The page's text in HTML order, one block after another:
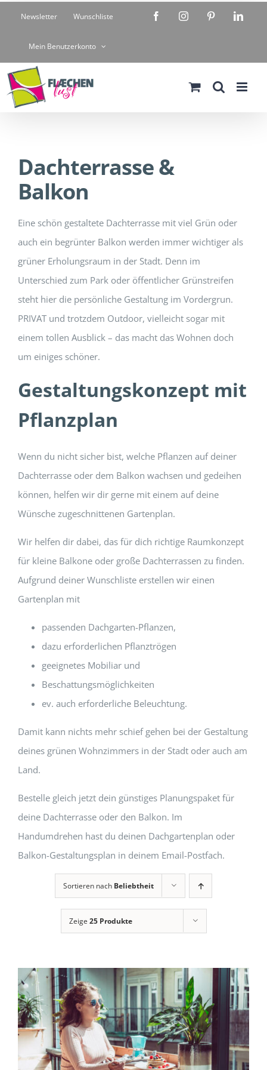
springen
Newsletter Wunschliste
Mein Benutzerkonto
FacebookInstagramPinterest
Dachterrasse &
Balkon
Eine schön gestaltete Dachterrasse mit viel Grün oder
auch ein begrünter Balkon werden immer wichtiger als
grüner Erholungsraum in der Stadt. Denn im
Unterschied zum Park oder öffentlicher Grünstreifen
steht hier die persönliche Gestaltung im Vordergrun.
PRIVAT und trotzdem Outdoor, vielleicht sogar mit
einem tollen Ausblick – das macht das Wohnen doch
um einiges schöner.
Gestaltungskonzept mit
Pflanzplan
Wenn du nicht sicher bist, welche Pflanzen auf deiner
Dachterrasse oder dem Balkon wachsen und gedeihen
können, helfen wir dir gerne mit einem auf deine
Wünsche zugeschnittenen Gartenplan.
Wir helfen dir dabei, das für dich richtige Raumkonzept
für kleine Balkone oder große Dachterrassen zu finden.
Aufgrund deiner Wunschliste erstellen wir einen
Gartenplan mit
passenden Dachgarten-Pflanzen,
dazu erforderlichen Pflanztrögen
geeignetes Mobiliar und
Beschattungsmöglichkeiten
ev. auch erforderliche Beleuchtung.
Damit kann nichts mehr schief gehen bei der Gestaltung
deines grünen Wohnzimmers in der Stadt oder auch am
Land.
Bestelle gleich jetzt dein günstiges Planungspaket für
deine Dachterrasse oder den Balkon. Im
Handumdrehen hast du deinen Dachgartenplan oder
Balkon-Gestaltungsplan in deinem Email-Postfach.
Sortieren nach Beliebtheit
Zeige 25 Produkte